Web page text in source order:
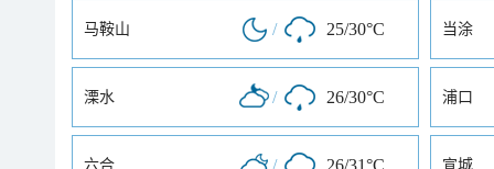
马鞍山 / 25/30°C 当涂
溧水 / 26/30°C 浦口
六合 / 26/31°C 宣城